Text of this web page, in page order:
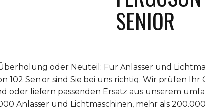
SENIOR
oder Neuteil: Für Anlasser und
102 Senior sind Sie bei uns richtig. Wir prüfen Ihr
oder liefern passenden Ersatz aus unserem
Anlasser und Lichtmaschinen, mehr als 200.000